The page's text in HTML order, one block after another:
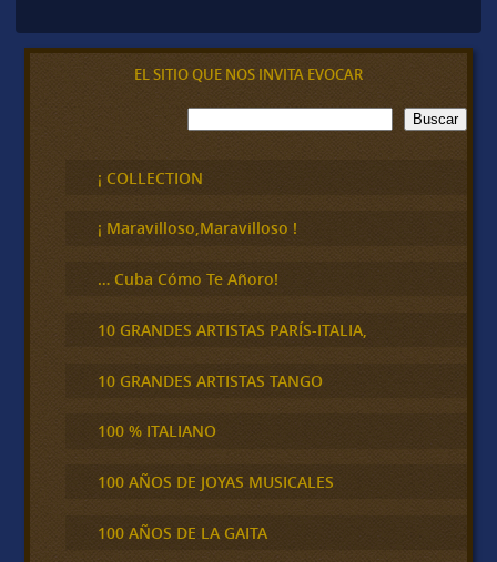
EL SITIO QUE NOS INVITA EVOCAR
B
u
c
a
Buscar
¡ COLLECTION
¡ Maravilloso,Maravilloso !
… Cuba Cómo Te Añoro!
10 GRANDES ARTISTAS PARÍS-ITALIA,
10 GRANDES ARTISTAS TANGO
100 % ITALIANO
100 AÑOS DE JOYAS MUSICALES
100 AÑOS DE LA GAITA